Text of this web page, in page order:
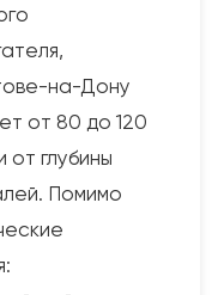
на-Дону
от 80 до 120
от глубины
Помимо